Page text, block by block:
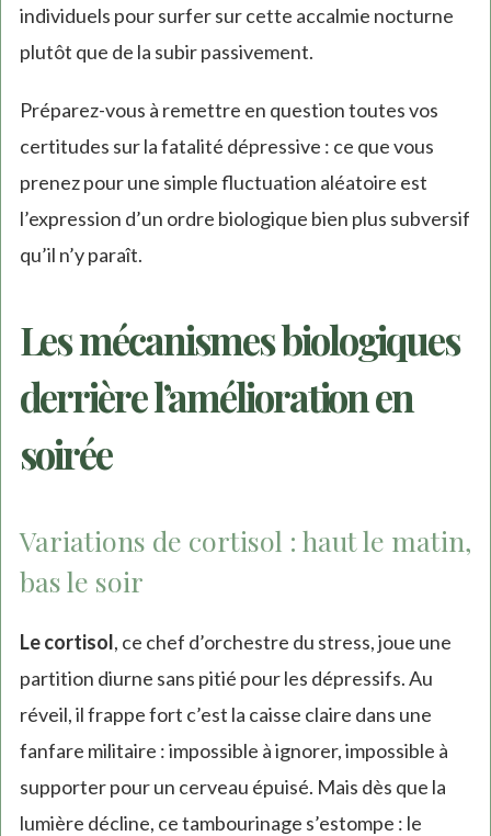
individuels pour surfer sur cette accalmie nocturne
plutôt que de la subir passivement.
Préparez-vous à remettre en question toutes vos
certitudes sur la fatalité dépressive : ce que vous
prenez pour une simple fluctuation aléatoire est
l’expression d’un ordre biologique bien plus subversif
qu’il n’y paraît.
Les mécanismes biologiques
derrière l’amélioration en
soirée
Variations de cortisol : haut le matin,
bas le soir
Le cortisol, ce chef d’orchestre du stress, joue une
partition diurne sans pitié pour les dépressifs. Au
réveil, il frappe fort c’est la caisse claire dans une
fanfare militaire : impossible à ignorer, impossible à
supporter pour un cerveau épuisé. Mais dès que la
lumière décline, ce tambourinage s’estompe : le